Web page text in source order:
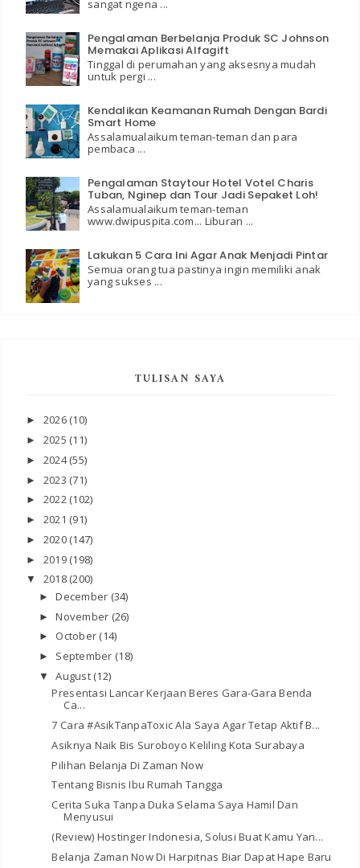
sangat ngena ...
Pengalaman Berbelanja Produk SC Johnson
Memakai Aplikasi Alfagift
Tinggal di perumahan yang aksesnya mudah
untuk pergi ...
Kendalikan Keamanan Rumah Dengan Bardi
Smart Home
Assalamualaikum teman-teman dan para
pembaca ...
Pengalaman Staytour Hotel Votel Charis
Tuban, Nginep dan Tour Jadi Sepaket Loh!
Assalamualaikum teman-teman
www.dwipuspita.com... Liburan ...
Lakukan 5 Cara Ini Agar Anak Menjadi Pintar
Semua orang tua pastinya ingin memiliki anak
yang sukses ...
TULISAN SAYA
► 2026 (10)
► 2025 (11)
► 2024(55)
► 2023 (71)
► 2022 (102)
► 2021 (91)
► 2020 (147)
► 2019 (198)
▼ 2018 (200)
►December (34)
►November (26)
► October (14)
► September (18)
▼August (12)
Presentasi Lancar Kerjaan Beres Gara-Gara Benda
Ca...
7 Cara #AsikTanpaToxic Ala Saya Agar Tetap Aktif B...
Asiknya Naik Bis Suroboyo Keliling Kota Surabaya
Pilihan Belanja Di Zaman Now
Tentang Bisnis Ibu Rumah Tangga
Cerita Suka Tanpa Duka Selama Saya Hamil Dan
Menyusui
(Review) Hostinger Indonesia, Solusi Buat Kamu Yan...
Belanja Zaman Now Di Harpitnas Biar Dapat Hape Baru